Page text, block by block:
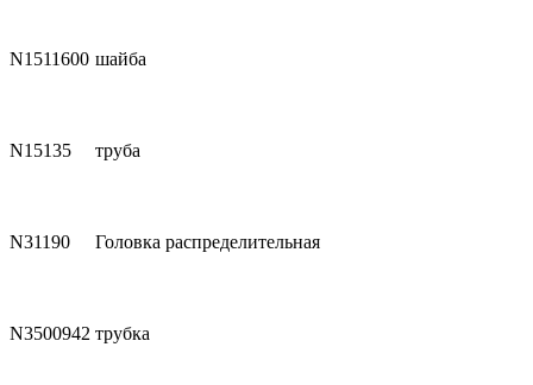
N1511600 шайба
N15135 труба
N31190 Головка распределительная
N3500942 трубка